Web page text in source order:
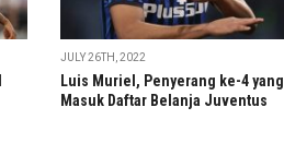
JULY 26TH, 2022
Luis Muriel, Penyerang ke-4 yang
Masuk Daftar Belanja Juventus